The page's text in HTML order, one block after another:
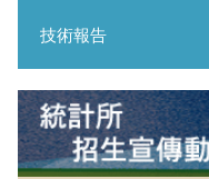
技術報告